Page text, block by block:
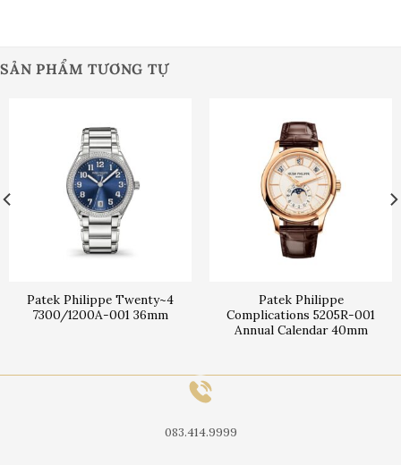
SẢN PHẨM TƯƠNG TỰ
Patek Philippe Twenty~4
7300/1200A-001 36mm
Patek Philippe
Complications 5205R-001
Annual Calendar 40mm
083.414.9999